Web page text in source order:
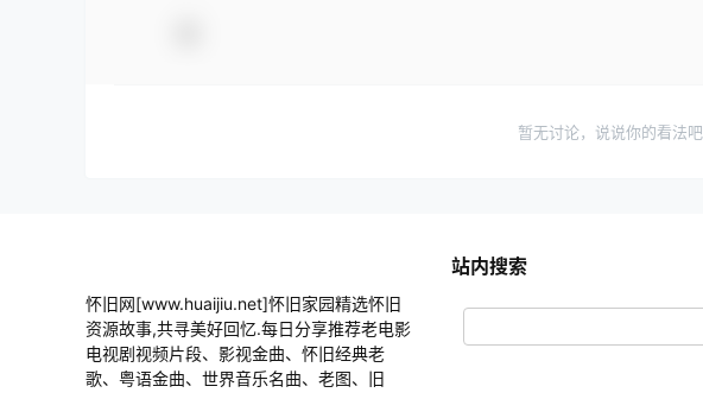
暂无讨论，说说你的看法吧
怀旧网[www.huaijiu.net]怀旧家园精选怀旧
资源故事,共寻美好回忆.每日分享推荐老电影
电视剧视频片段、影视金曲、怀旧经典老
歌、粤语金曲、世界音乐名曲、老图、旧
站内搜索